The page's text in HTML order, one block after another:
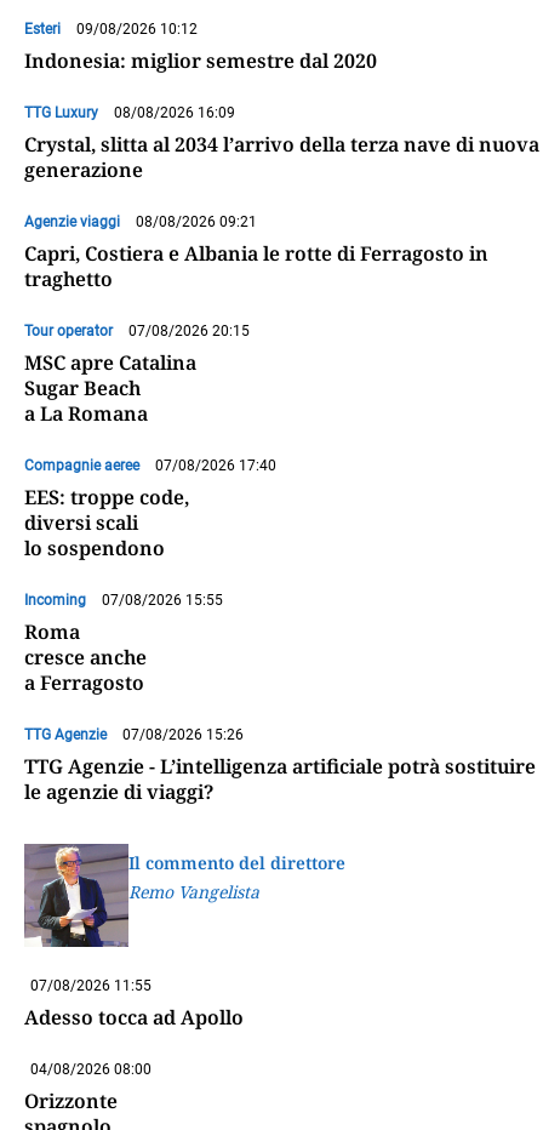
Esteri 09/08/2026 10:12
Indonesia: miglior semestre dal 2020
TTG Luxury 08/08/2026 16:09
Crystal, slitta al 2034 l’arrivo della terza nave di nuova
generazione
Agenzie viaggi 08/08/2026 09:21
Capri, Costiera e Albania le rotte di Ferragosto in
traghetto
Tour operator 07/08/2026 20:15
MSC apre Catalina
Sugar Beach
a La Romana
Compagnie aeree 07/08/2026 17:40
EES: troppe code,
diversi scali
lo sospendono
Incoming 07/08/2026 15:55
Roma
cresce anche
a Ferragosto
TTG Agenzie 07/08/2026 15:26
TTG Agenzie - L’intelligenza artificiale potrà sostituire
le agenzie di viaggi?
Il commento del direttore
Remo Vangelista
07/08/2026 11:55
Adesso tocca ad Apollo
04/08/2026 08:00
Orizzonte